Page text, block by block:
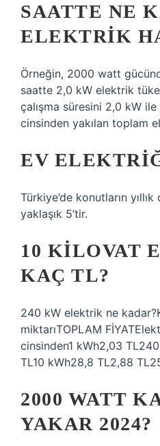
SAATTE NE
ELEKTRIK
Örneğin, 2000 watt
saatte 2,0 kW elektrik
çalışma süresini 2,0 kW
cinsinden yakılan toplam
EV
Türkiye’de konutların
yaklaşık 5’tir.
10 KILOVAT
KAÇ TL?
240 kW elektrik ne
miktarıTOPLAM
cinsinden1 kWh2,03
TL10 kWh28,8 TL2,88
2000 WATT
YAKAR 2024?